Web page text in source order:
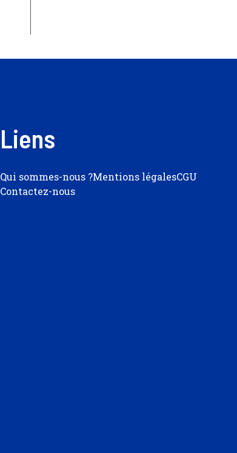
Liens
Qui sommes-nous ?Mentions légalesCGU
Contactez-nous